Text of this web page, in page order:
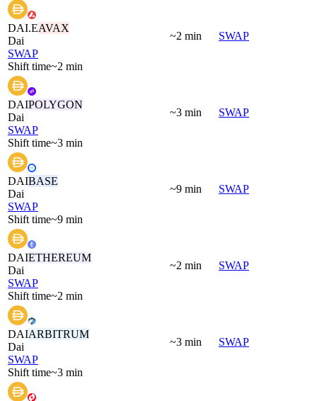
DAI.EAVAX
Dai
SWAP
Shift time~2 min
~2 min SWAP
DAIPOLYGON
Dai
SWAP
Shift time~3 min
~3 min SWAP
DAIBASE
Dai
SWAP
Shift time~9 min
~9 min SWAP
DAIETHEREUM
Dai
SWAP
Shift time~2 min
~2 min SWAP
DAIARBITRUM
Dai
SWAP
Shift time~3 min
~3 min SWAP